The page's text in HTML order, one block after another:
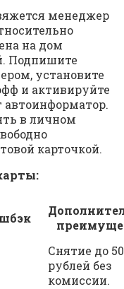
менеджер
на дом
Подпишите
установите
и активируйте
в личном
карточкой.
Снятие до
рублей без
комиссии.